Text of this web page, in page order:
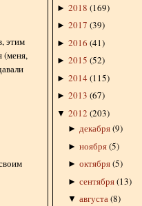
этим
(меня,
► 2018 (169)
► 2017 (39)
► 2016 (41)
► 2015 (52)
► 2014 (115)
► 2013 (67)
▼ 2012 (203)
► декабря(9)
► ноября(5)
► октября(5)
► сентября(13)
▼ августа(8)